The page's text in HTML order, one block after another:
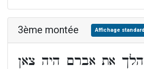
3ème montée Affichage standard
את אברם היה צאן